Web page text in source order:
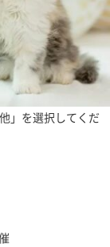
」を選択してくだ